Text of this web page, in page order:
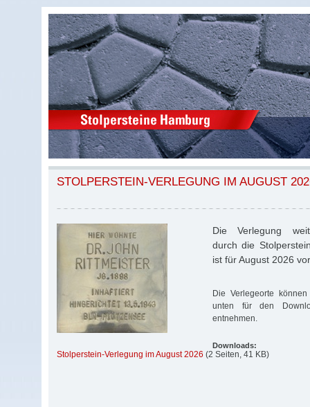
STOLPERSTEIN-VERLEGUNG IM AUGUST
Die Verlegung
durch die
ist für August 2026
Die Verlegeorte
unten für den
entnehmen.
Downloads:
Stolperstein-Verlegung im August 2026 (2 Seiten, 41 KB)